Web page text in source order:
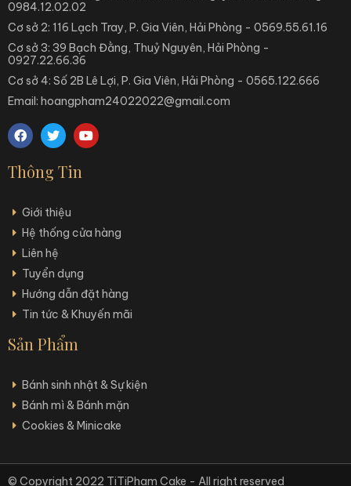
0984.12.02.02
Cơ sở 2: 116 Lạch Tray, P. Gia Viên, Hải Phòng - 0569.55.61.16
Cơ sở 3: 39 Bạch Đằng, Thuỷ Nguyên, Hải Phòng -
0927.22.66.36
Cơ sở 4: Số 2B Lê Lợi, P. Gia Viên, Hải Phòng - 0565.122.666
Email: hoangpham24022022@gmail.com
Thông Tin
Giới thiệu
Hệ thống cửa hàng
Liên hệ
Tuyển dụng
Hướng dẫn đặt hàng
Tin tức & Khuyến mãi
Sản Phẩm
Bánh sinh nhật & Sự kiện
Bánh mì & Bánh mặn
Cookies & Minicake
© Copyright 2022 TiTiPham Cake - All right reserved